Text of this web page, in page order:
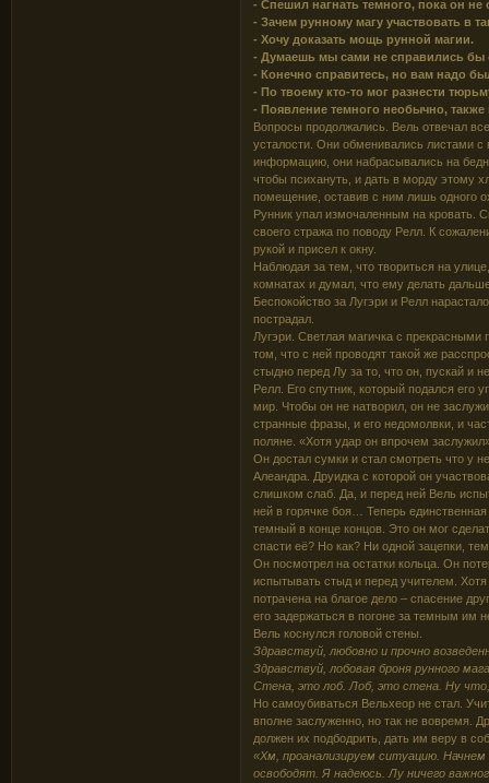
- Спешил нагнать темного, пока он не
- Зачем рунному магу участвовать в
- Хочу доказать мощь рунной магии.
- Думаешь мы сами не справились бы
- Конечно справитесь, но вам надо
- По твоему кто-то мог разнести
- Появление темного необычно, также
Вопросы продолжались. Вель отвечал
усталости. Они обменивались листами
информацию, они набрасывались на
чтобы психануть, и дать в морду этому
помещение, оставив с ним лишь одного
Рунник упал измочаленным на кровать.
своего стража по поводу Релл. К
рукой и присел к окну.
Наблюдая за тем, что твориться на
комнатах и думал, что ему делать
Беспокойство за Лугэри и Релл
пострадал.
Лугэри. Светлая магичка с
том, что с ней проводят такой же
стыдно перед Лу за то, что он, пускай и
Релл. Его спутник, который подался его
мир. Чтобы он не натворил, он не
странные фразы, и его недомолвки, и
поляне. «Хотя удар он впрочем
Он достал сумки и стал смотреть что у
Алеандра. Друидка с которой он
слишком слаб. Да, и перед ней Вель
ней в горячке боя… Теперь
темный в конце концов. Это он мог
спасти её? Но как? Ни одной зацепки,
Он посмотрел на остатки кольца. Он
испытывать стыд и перед учителем.
потрачена на благое дело – спасение
его задержаться в погоне за темным им
Вель коснулся головой стены.
Здравствуй, любовно и прочно
Здравствуй, лобовая броня рунного
Стена, это лоб. Лоб, это стена. Ну что,
Но самоубиваться Вельхеор не стал.
вполне заслуженно, но так не вовремя.
должен их подбодрить, дать им веру в
«Хм, проанализируем ситуацию.
освободят. Я надеюсь. Лу ничего